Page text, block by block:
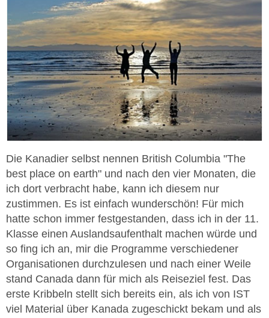
Die Kanadier selbst nennen British Columbia "The
best place on earth" und nach den vier Monaten, die
ich dort verbracht habe, kann ich diesem nur
zustimmen. Es ist einfach wunderschön! Für mich
hatte schon immer festgestanden, dass ich in der 11.
Klasse einen Auslandsaufenthalt machen würde und
so fing ich an, mir die Programme verschiedener
Organisationen durchzulesen und nach einer Weile
stand Canada dann für mich als Reiseziel fest. Das
erste Kribbeln stellt sich bereits ein, als ich von IST
viel Material über Kanada zugeschickt bekam und als